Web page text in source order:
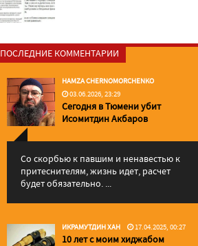
ПОСЛЕДНИЕ КОММЕНТАРИИ
HAMZA CHERNOMORCHENKO
03.06.2026, 23:29
Сегодня в Тюмени убит
Исомитдин Акбаров
Со скорбью к павшим и ненавестью к
притеснителям, жизнь идет, расчет
будет обязательно. ...
ИКРАМУТДИН ХАН 17.04.2025, 00:27
10 лет с моим хиджабом